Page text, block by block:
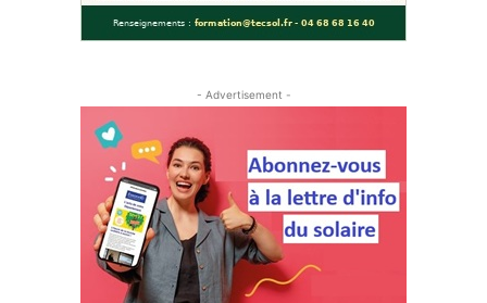
- Advertisement -